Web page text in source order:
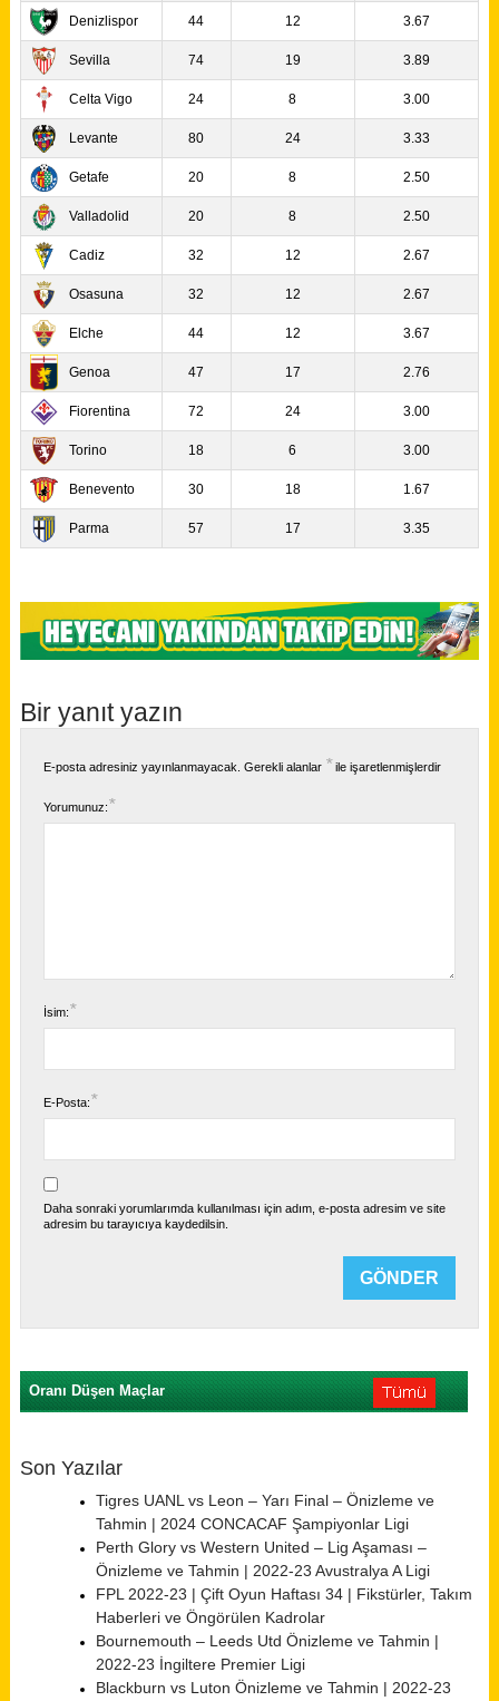
Denizlispor 44 12 3.67
Sevilla 74 19 3.89
Celta Vigo 24 8 3.00
Levante 80 24 3.33
Getafe 20 8 2.50
Valladolid 20 8 2.50
Cadiz 32 12 2.67
Osasuna 32 12 2.67
Elche 44 12 3.67
Genoa 47 17 2.76
Fiorentina 72 24 3.00
Torino 18 6 3.00
Benevento 30 18 1.67
Parma 57 17 3.35
Bir yanıt yazın
E-posta adresiniz yayınlanmayacak. Gerekli alanlar * ile işaretlenmişlerdir
Yorumunuz:*
İsim:*
E-Posta:*
Daha sonraki yorumlarımda kullanılması için adım, e-posta adresim ve site
adresim bu tarayıcıya kaydedilsin.
Oranı Düşen Maçlar
Son Yazılar
Tigres UANL vs Leon – Yarı Final – Önizleme ve
Tahmin | 2024 CONCACAF Şampiyonlar Ligi
Perth Glory vs Western United – Lig Aşaması –
Önizleme ve Tahmin | 2022-23 Avustralya A Ligi
FPL 2022-23 | Çift Oyun Haftası 34 | Fikstürler, Takım
Haberleri ve Öngörülen Kadrolar
Bournemouth – Leeds Utd Önizleme ve Tahmin |
2022-23 İngiltere Premier Ligi
Blackburn vs Luton Önizleme ve Tahmin | 2022-23